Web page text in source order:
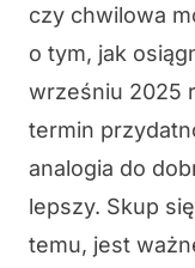
czy chwilowa
o tym, jak
wrześniu 2025
termin
analogia do
lepszy. Skup
temu, jest